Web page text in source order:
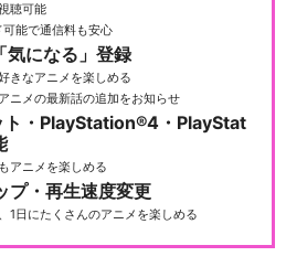
アルゴナビス from BanG Dre
am!
聴可能
能で通信料も安心
気になる」登録
きなアニメを楽しめる
ニメの最新話の追加をお知らせ
ト・PlayStation®4・PlayStat
アニメを楽しめる
プ・再生速度変更
1日にたくさんのアニメを楽しめる